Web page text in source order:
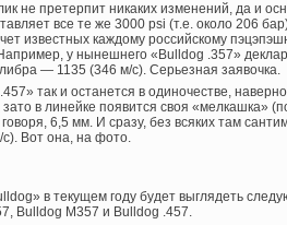
не претерпит никаких изменений, да и
все те же 3000 psi (т.е. около 206
известных каждому российскому
у нынешнего «Bulldog .357»
— 1135 (346 м/с). Серьезная заявочка.
так и останется в одиночестве,
в линейке появится своя «мелкашка»
6,5 мм. И сразу, без всяких там
с). Вот она, на фото.
в текущем году будет выглядеть
Bulldog М357 и Bulldog .457.